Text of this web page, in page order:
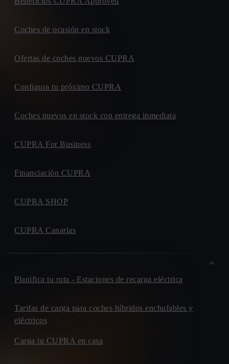
Coches de ocasión en stock
Ofertas de coches nuevos CUPRA
Configura tu próximo CUPRA
Coches nuevos en stock con entrega inmediata
CUPRA For Business
Financiación CUPRA
CUPRA SHOP
CUPRA Canarias
Planifica tu ruta - Estaciones de recarga eléctrica
Tarifas de carga para coches híbridos enchufables y
eléctricos
Carga tu CUPRA en casa